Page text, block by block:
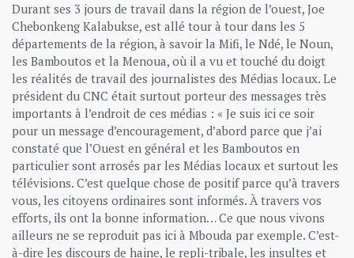
Durant ses 3 jours de travail dans la région de l’ouest, Joe
Chebonkeng Kalabukse, est allé tour à tour dans les 5
départements de la région, à savoir la Mifi, le Ndé, le Noun,
les Bamboutos et la Menoua, où il a vu et touché du doigt
les réalités de travail des journalistes des Médias locaux. Le
président du CNC était surtout porteur des messages très
importants à l’endroit de ces médias : « Je suis ici ce soir
pour un message d’encouragement, d’abord parce que j’ai
constaté que l’Ouest en général et les Bamboutos en
particulier sont arrosés par les Médias locaux et surtout les
télévisions. C’est quelque chose de positif parce qu’à travers
vous, les citoyens ordinaires sont informés. À travers vos
efforts, ils ont la bonne information… Ce que nous vivons
ailleurs ne se reproduit pas ici à Mbouda par exemple. C’est-
à-dire les discours de haine, le repli-tribale, les insultes et